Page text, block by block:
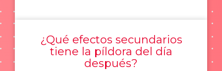
¿Qué efectos secundarios
tiene la píldora del día
después?